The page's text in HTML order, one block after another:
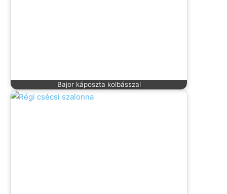
Bajor káposzta kolbásszal